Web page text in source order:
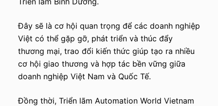
Đây sẽ là cơ hội quan trọng để các doanh nghiệp
Việt có thể gặp gỡ, phát triển và thúc đẩy
thương mại, trao đổi kiến thức giúp tạo ra nhiều
cơ hội giao thương và hợp tác bền vững giữa
doanh nghiệp Việt Nam và Quốc Tế.
Đồng thời, Triển lãm Automation World Vietnam